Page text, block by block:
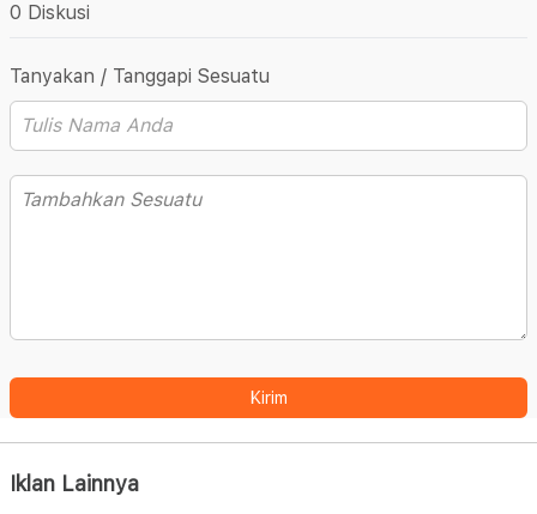
0 Diskusi
Tanyakan / Tanggapi Sesuatu
Kirim
Iklan Lainnya